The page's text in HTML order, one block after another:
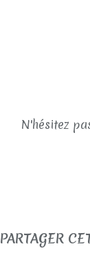
N'hésitez
PARTAGER